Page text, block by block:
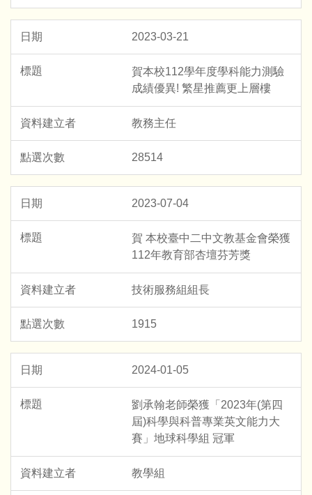
2023-03-21
賀本校112學年度學科能力測驗
成績優異! 繁星推薦更上層樓
教務主任
28514
2023-07-04
賀 本校臺中二中文教基金會榮獲
112年教育部杏壇芬芳獎
技術服務組組長
1915
2024-01-05
劉承翰老師榮獲「2023年(第四
屆)科學與科普專業英文能力大
賽」地球科學組 冠軍
教學組